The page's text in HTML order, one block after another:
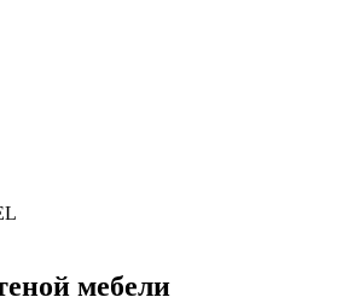
мебели